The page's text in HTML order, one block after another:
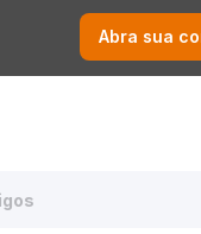
Abra sua